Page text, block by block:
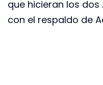
que hicieran los dos
con el respaldo de